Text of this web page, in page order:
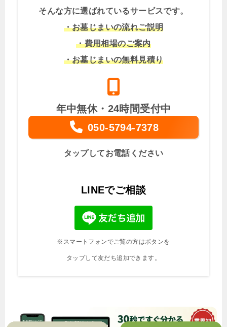
そんな方に選ばれているサービスです。
・お墓じまいの流れご説明
・費用相場のご案内
・お墓じまいの無料見積り
年中無休・24時間受付中
050-5794-7378
タップしてお電話ください
LINEでご相談
※スマートフォンでご覧の方はボタンを
タップして友だち追加できます。